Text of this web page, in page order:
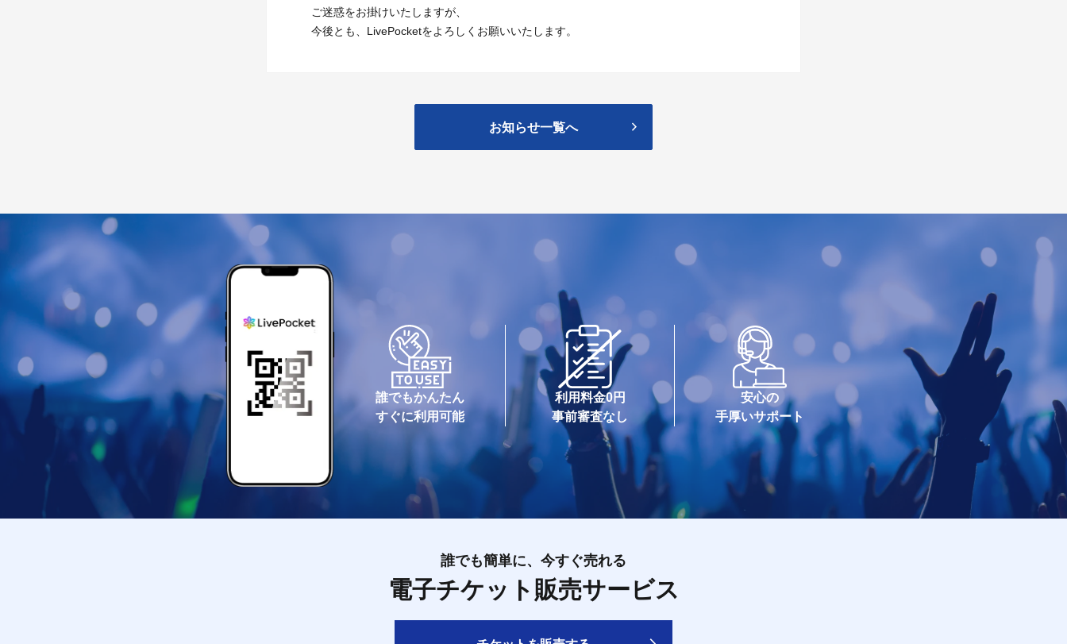
ご迷惑をお掛けいたしますが、
今後とも、LivePocketをよろしくお願いいたします。
お知らせ一覧へ
誰でもかんたん
すぐに利用可能
利用料金0円
事前審査なし
安心の
手厚いサポート
誰でも簡単に、今すぐ売れる
電子チケット販売サービス